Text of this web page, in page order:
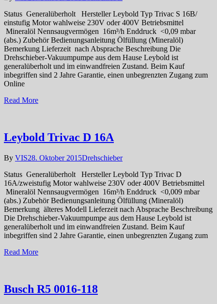
Status Generalüberholt Hersteller Leybold Typ Trivac S 16B/
einstufig Motor wahlweise 230V oder 400V Betriebsmittel
Mineralöl Nennsaugvermögen 16m³/h Enddruck <0,09 mbar
(abs.) Zubehör Bedienungsanleitung Ölfüllung (Mineralöl)
Bemerkung Lieferzeit nach Absprache Beschreibung Die
Drehschieber-Vakuumpumpe aus dem Hause Leybold ist
generalüberholt und im einwandfreien Zustand. Beim Kauf
inbegriffen sind 2 Jahre Garantie, einen unbegrenzten Zugang zum
Online
Read More
Leybold Trivac D 16A
By VIS28. Oktober 2015Drehschieber
Status Generalüberholt Hersteller Leybold Typ Trivac D
16A/zweistufig Motor wahlweise 230V oder 400V Betriebsmittel
Mineralöl Nennsaugvermögen 16m³/h Enddruck <0,009 mbar
(abs.) Zubehör Bedienungsanleitung Ölfüllung (Mineralöl)
Bemerkung älteres Modell Lieferzeit nach Absprache Beschreibung
Die Drehschieber-Vakuumpumpe aus dem Hause Leybold ist
generalüberholt und im einwandfreien Zustand. Beim Kauf
inbegriffen sind 2 Jahre Garantie, einen unbegrenzten Zugang zum
Read More
Busch R5 0016-118